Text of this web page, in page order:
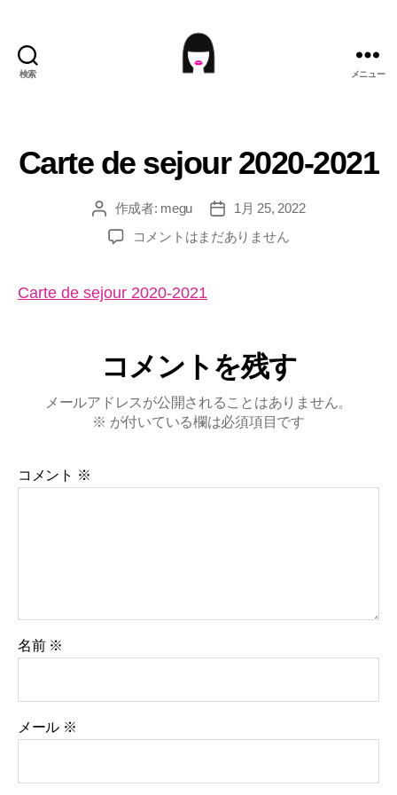
検索 メニュー
Carte de sejour 2020-2021
投
稿
作成者: megu
投
稿
日
1月 25, 2022
Carte
2020-
コメントはまだありません
Carte de sejour 2020-2021
コメントを残す
メールアドレスが公開されることはありません。
※ が付いている欄は必須項目です
コメント ※
名前 ※
メール ※